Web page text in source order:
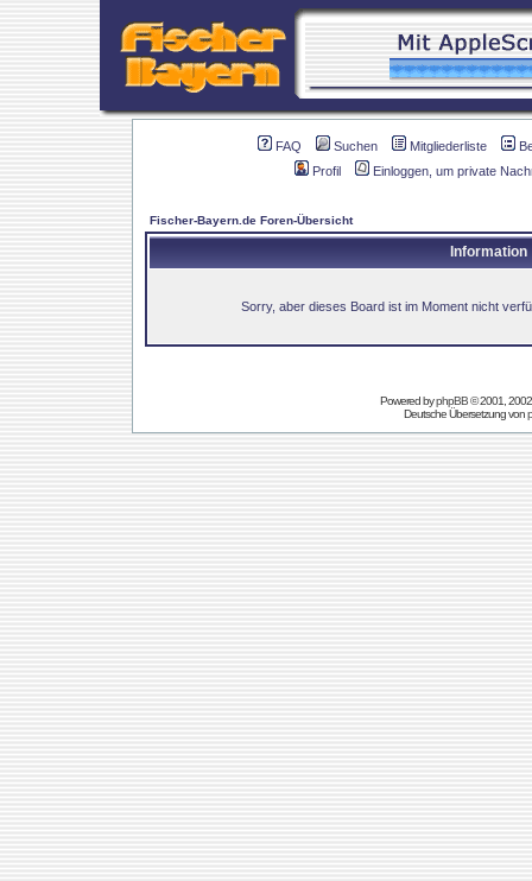
FAQ Suchen Mitgliederliste
Profil
Einloggen, um private
Fischer-Bayern.de Foren-Übersicht
Information
Sorry, aber dieses Board ist im Moment nicht
Powered byphpBB© 2001,
Deutsche Übersetzung von